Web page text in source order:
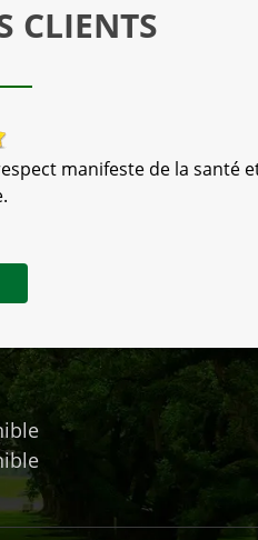
CLIENTS
manifeste de la santé